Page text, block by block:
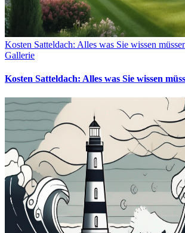
Kosten Satteldach: Alles was Sie wissen
Gallerie
Kosten Satteldach: Alles was Sie wissen